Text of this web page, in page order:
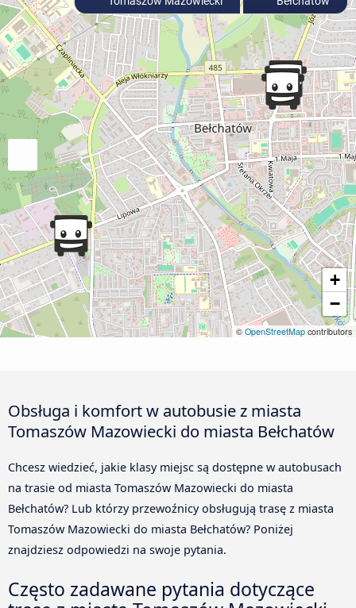
+
−
© OpenStreetMap contributors
Obsługa i komfort w autobusie z miasta
Tomaszów Mazowiecki do miasta Bełchatów
Chcesz wiedzieć, jakie klasy miejsc są dostępne w autobusach
na trasie od miasta Tomaszów Mazowiecki do miasta
Bełchatów? Lub którzy przewoźnicy obsługują trasę z miasta
Tomaszów Mazowiecki do miasta Bełchatów? Poniżej
znajdziesz odpowiedzi na swoje pytania.
Często zadawane pytania dotyczące